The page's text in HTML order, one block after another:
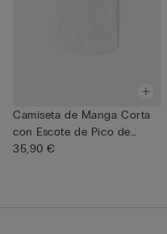
Camiseta de Manga Corta
con Escote de Pico de
Lino...
35,90 €